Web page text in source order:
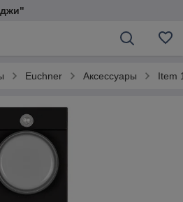
Euchner Аксессуары Item